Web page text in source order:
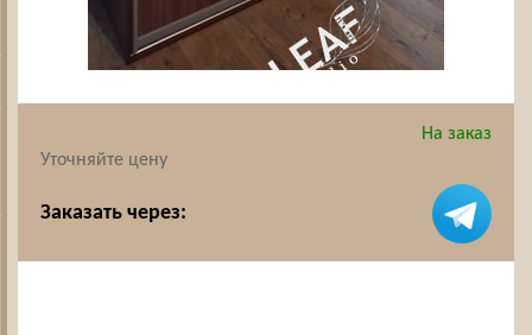
На заказ
Уточняйте цену
Заказать через: